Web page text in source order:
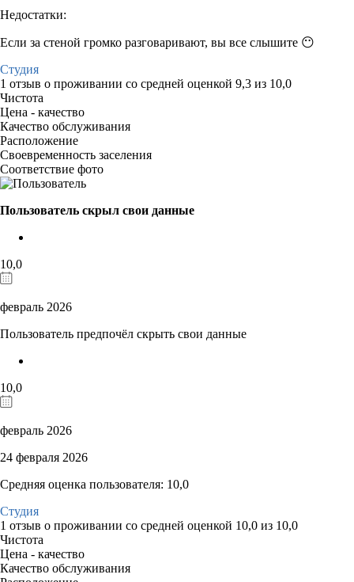
Недостатки:
Если за стеной громко разговаривают, вы все слышите 😶
Студия
1 отзыв о проживании со средней оценкой 9,3 из 10,0
Чистота
Цена - качество
Качество обслуживания
Расположение
Своевременность заселения
Соответствие фото
Пользователь скрыл свои данные
10,0
февраль 2026
Пользователь предпочёл скрыть свои данные
10,0
февраль 2026
24 февраля 2026
Средняя оценка пользователя: 10,0
Студия
1 отзыв о проживании со средней оценкой 10,0 из 10,0
Чистота
Цена - качество
Качество обслуживания